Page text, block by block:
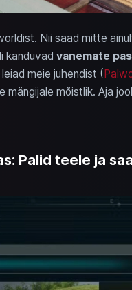
Nii saad mitte
kanduvad vanemate
meie juhendist (
mängijale mõistlik. Aja
Palid teele ja